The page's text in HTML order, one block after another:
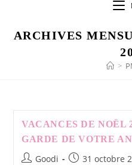
ARCHIVES
>
VACANCES DE NOËL
GARDE DE VOTRE
Auteur/autrice
Goodi
Publication
31 octobre